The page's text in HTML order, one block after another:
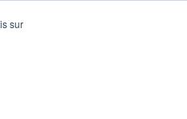
sur les ateliers